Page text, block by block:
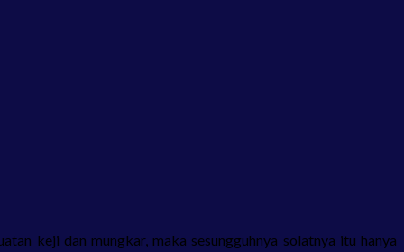
keji dan mungkar, maka sesungguhnya solatnya itu hanya